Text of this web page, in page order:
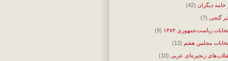
خامه دیگران (42)
گنجی (7)
ریاست‌جمهوری ۱۳۸۴ (9)
مجلس هفتم (12)
زنجیره‌ای عربی (10)